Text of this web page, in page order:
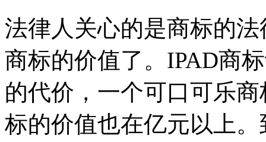
法律人关心的是商标的
商标的价值了。IPAD商
的代价，一个可口可乐
标的价值也在亿元以上